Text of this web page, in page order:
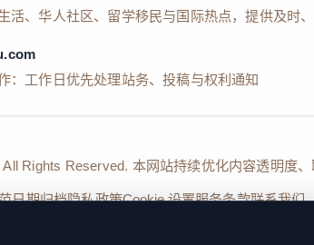
活、华人社区、留学移民与国际热点，提供及时
：工作日优先处理站务、投稿与权利通知
Rights Reserved. 本网站持续优化内容透明度
日期归档隐私政策Cookie 设置服务条款联系我们